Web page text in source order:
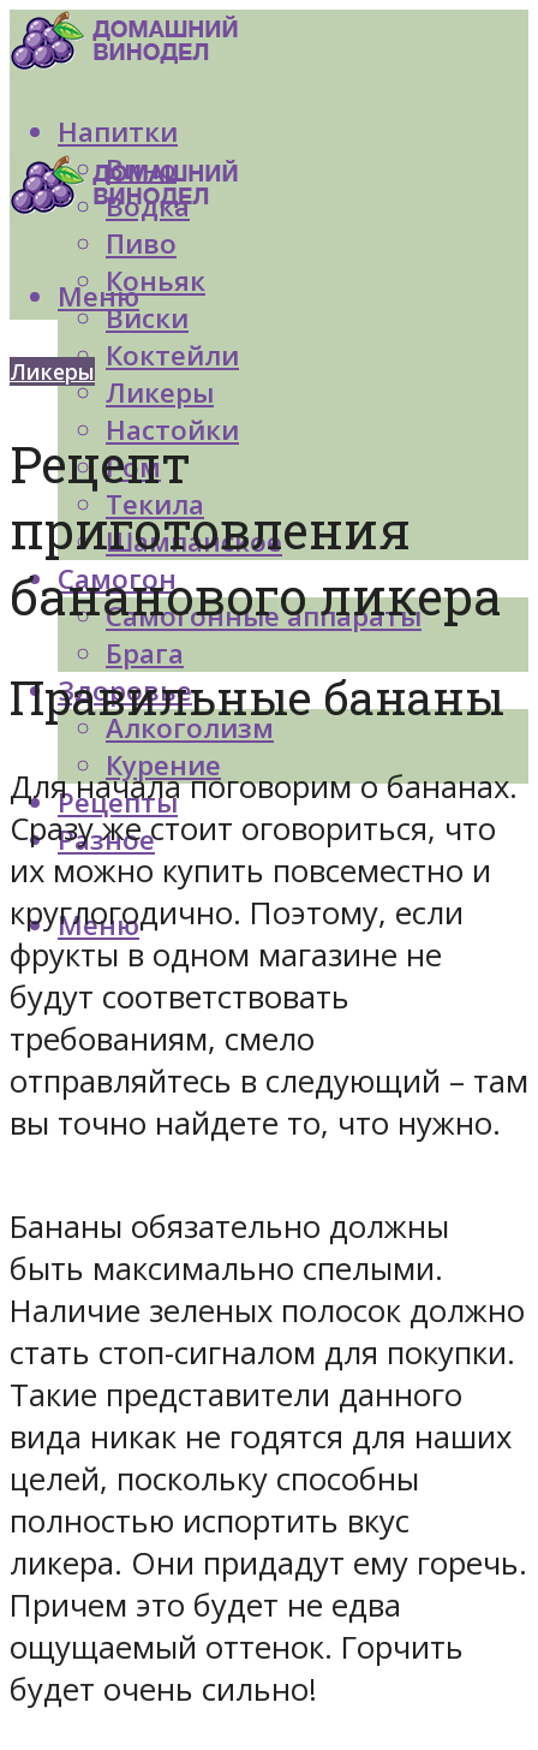
Напитки
Вино
Водка
Пиво
Коньяк
Виски
Коктейли
Ликеры
Настойки
Ром
Текила
Шампанское
Самогон
Самогонные аппараты
Брага
Здоровье
Алкоголизм
Курение
Рецепты
Разное
Меню
Меню
Ликеры
Рецепт
приготовления
бананового ликера
Правильные бананы
Для начала поговорим о бананах.
Сразу же стоит оговориться, что
их можно купить повсеместно и
круглогодично. Поэтому, если
фрукты в одном магазине не
будут соответствовать
требованиям, смело
отправляйтесь в следующий – там
вы точно найдете то, что нужно.
Бананы обязательно должны
быть максимально спелыми.
Наличие зеленых полосок должно
стать стоп-сигналом для покупки.
Такие представители данного
вида никак не годятся для наших
целей, поскольку способны
полностью испортить вкус
ликера. Они придадут ему горечь.
Причем это будет не едва
ощущаемый оттенок. Горчить
будет очень сильно!